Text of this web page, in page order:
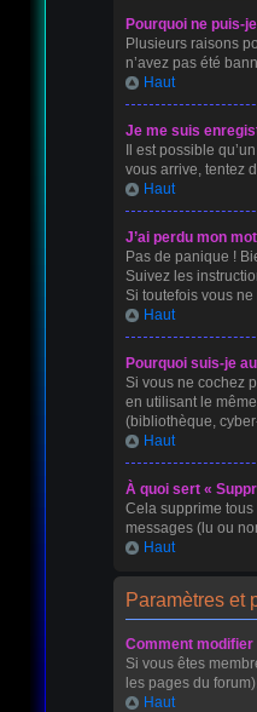
Pourquoi ne puis-
Plusieurs raisons
n’avez pas été
Haut
Je me suis
Il est possible
vous arrive, tentez
Haut
J’ai perdu mon
Pas de panique !
Suivez les
Si toutefois vous
Haut
Pourquoi suis-je
Si vous ne cochez
en utilisant le
(bibliothèque,
Haut
À quoi sert «
Cela supprime
messages (lu ou
Haut
Paramètres et
Comment
Si vous êtes
les pages du
Haut